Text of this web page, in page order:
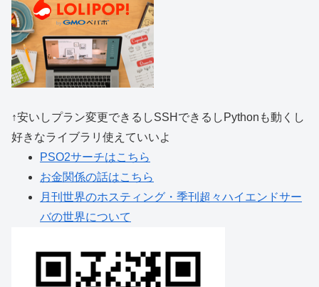
↑安いしプラン変更できるしSSHできるしPythonも動くし
好きなライブラリ使えていいよ
PSO2サーチはこちら
お金関係の話はこちら
月刊世界のホスティング・季刊超々ハイエンドサー
バの世界について